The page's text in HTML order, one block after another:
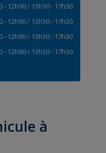
- 12h00/ 13h30- 17h30
- 12h00/ 13h30- 17h30
- 12h00/ 13h30- 17h30
- 12h00/ 13h30- 17h30
à